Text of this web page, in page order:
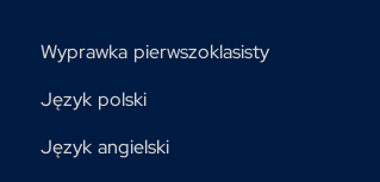
Wyprawka pierwszoklasisty
Język polski
Język angielski